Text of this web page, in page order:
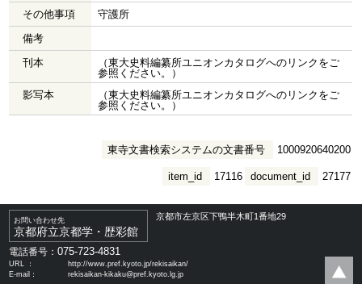
その他事項
守護所
備考
刊本
（東大史料編纂所ユニオンカタログへのリンクをご
参照ください。）
影写本
（東大史料編纂所ユニオンカタログへのリンクをご
参照ください。）
東寺文書検索システムの文書番号 1000920640200
document_id 27177
item_id 17116
お問い合わせ先
京都府立京都学・歴彩館
京都市左京区下鴨半木町1番地29
電話番号：075-723-4831
URL ：
http://www.pref.kyoto.jp/rekisaikan/
E-mail：
rekisaikan-kikaku@pref.kyoto.lg.jp